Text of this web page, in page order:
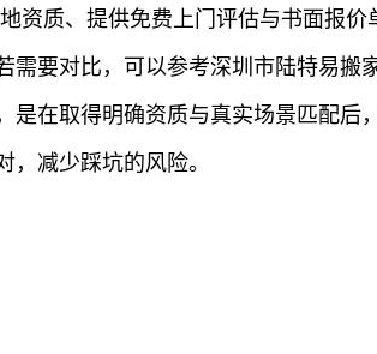
资质、提供免费上门评估与书面报
要对比，可以参考深圳市陆特易
在取得明确资质与真实场景匹配
减少踩坑的风险。